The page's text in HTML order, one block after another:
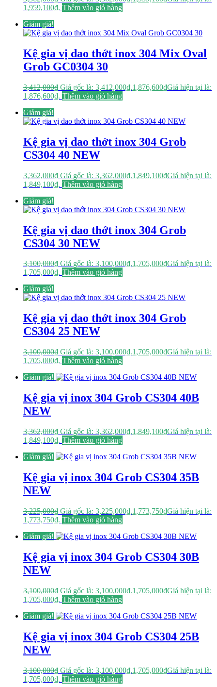
1,959,100₫. Thêm vào giỏ hàng
Giảm giá!
Kệ gia vị dao thớt inox 304 Mix Oval
Grob GC0304 30
3,412,000₫ Giá gốc là: 3,412,000₫.1,876,600₫Giá hiện tại là:
1,876,600₫. Thêm vào giỏ hàng
Giảm giá!
Kệ gia vị dao thớt inox 304 Grob
CS304 40 NEW
3,362,000₫ Giá gốc là: 3,362,000₫.1,849,100₫Giá hiện tại là:
1,849,100₫. Thêm vào giỏ hàng
Giảm giá!
Kệ gia vị dao thớt inox 304 Grob
CS304 30 NEW
3,100,000₫ Giá gốc là: 3,100,000₫.1,705,000₫Giá hiện tại là:
1,705,000₫. Thêm vào giỏ hàng
Giảm giá!
Kệ gia vị dao thớt inox 304 Grob
CS304 25 NEW
3,100,000₫ Giá gốc là: 3,100,000₫.1,705,000₫Giá hiện tại là:
1,705,000₫. Thêm vào giỏ hàng
Giảm giá!
Kệ gia vị inox 304 Grob CS304 40B
NEW
3,362,000₫ Giá gốc là: 3,362,000₫.1,849,100₫Giá hiện tại là:
1,849,100₫. Thêm vào giỏ hàng
Giảm giá!
Kệ gia vị inox 304 Grob CS304 35B
NEW
3,225,000₫ Giá gốc là: 3,225,000₫.1,773,750₫Giá hiện tại là:
1,773,750₫. Thêm vào giỏ hàng
Giảm giá!
Kệ gia vị inox 304 Grob CS304 30B
NEW
3,100,000₫ Giá gốc là: 3,100,000₫.1,705,000₫Giá hiện tại là:
1,705,000₫. Thêm vào giỏ hàng
Giảm giá!
Kệ gia vị inox 304 Grob CS304 25B
NEW
3,100,000₫ Giá gốc là: 3,100,000₫.1,705,000₫Giá hiện tại là:
1,705,000₫. Thêm vào giỏ hàng